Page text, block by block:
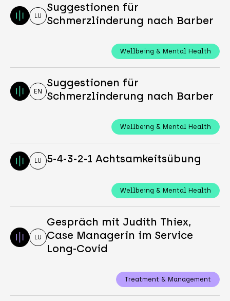
LU
Suggestionen für
Schmerzlinderung nach Barber
Wellbeing & Mental Health
EN
Suggestionen für
Schmerzlinderung nach Barber
Wellbeing & Mental Health
LU 5-4-3-2-1 Achtsamkeitsübung
Wellbeing & Mental Health
LU
Gespräch mit Judith Thiex,
Case Managerin im Service
Long-Covid
Treatment & Management